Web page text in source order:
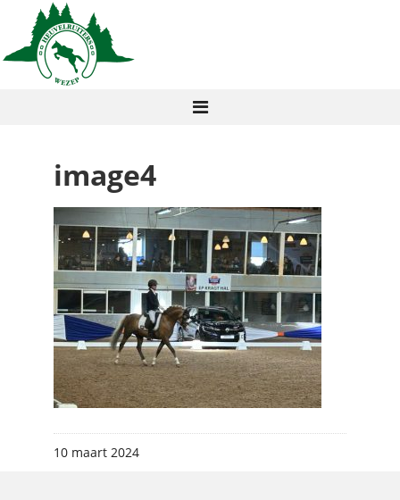
image4
10 maart 2024